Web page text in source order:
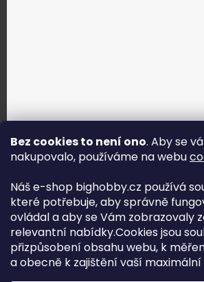
Bez cookies to není ono. Aby se
nakupovalo, používáme na webu
Náš e-shop bighobby.cz používá
které potřebuje, aby správně
ovládal a aby se Vám zobrazovaly
relevantní nabídky.Cookies jsou
přizpůsobení obsahu webu, k
a obecně k zajištění vaší maximální
Jak vybrat správné
Najít správné